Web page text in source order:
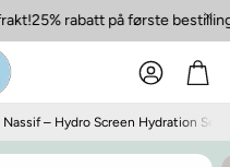
25% rabatt på første
Konto
Nassif – Hydro Screen Hydration